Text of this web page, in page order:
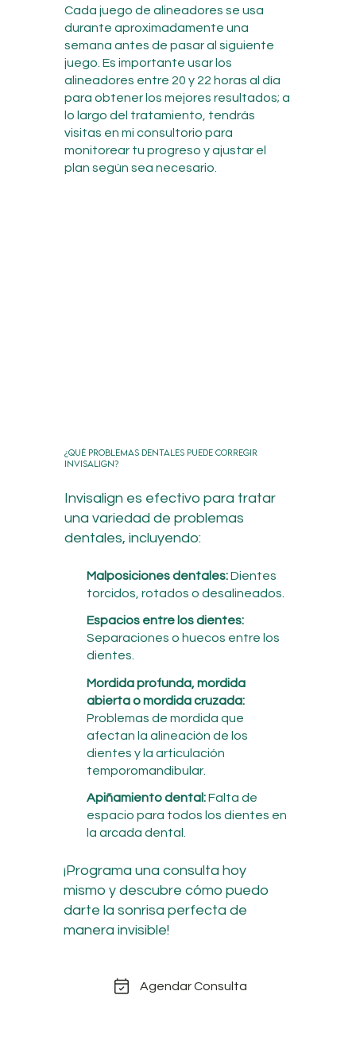
Cada juego de alineadores se usa
durante aproximadamente una
semana antes de pasar al siguiente
juego. Es importante usar los
alineadores entre 20 y 22 horas al día
para obtener los mejores resultados; a
lo largo del tratamiento, tendrás
visitas en mi consultorio para
monitorear tu progreso y ajustar el
plan según sea necesario.
¿Qué problemas dentales puede corregir
Invisalign?
Invisalign es efectivo para tratar
una variedad de problemas
dentales, incluyendo:
Malposiciones dentales:Dientes
torcidos, rotados o desalineados.
Espacios entre los dientes:
Separaciones o huecos entre los
dientes.
Mordida profunda, mordida
abierta o mordida cruzada:
Problemas de mordida que
afectan la alineación de los
dientes y la articulación
temporomandibular.
Apiñamiento dental:Falta de
espacio para todos los dientes en
la arcada dental.
¡Programa una consulta hoy
mismo y descubre cómo puedo
darte la sonrisa perfecta de
manera invisible!
Agendar Consulta